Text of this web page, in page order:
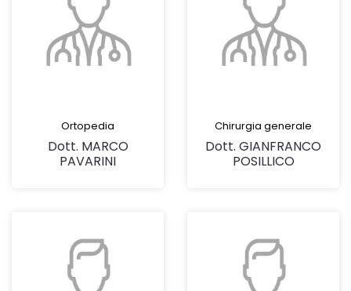
Ortopedia
Dott. MARCO
PAVARINI
Chirurgia generale
Dott. GIANFRANCO
POSILLICO